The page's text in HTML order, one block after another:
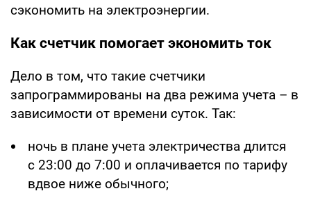
сэкономить на электроэнергии.
Как счетчик помогает экономить ток
Дело в том, что такие счетчики
запрограммированы на два режима учета – в
зависимости от времени суток. Так:
ночь в плане учета электричества длится
с 23:00 до 7:00 и оплачивается по тарифу
вдвое ниже обычного;